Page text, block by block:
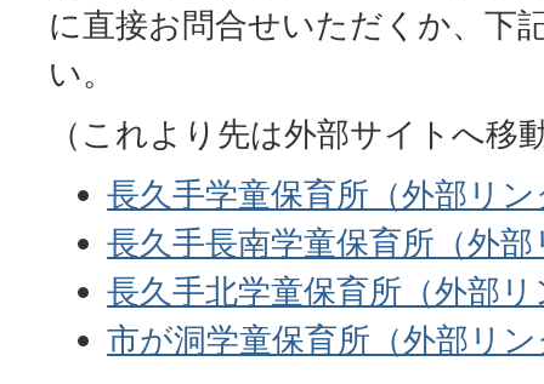
に直接お問合せいただくか、下
い。
（これより先は外部サイトへ移
長久手学童保育所（外部リ
長久手長南学童保育所（外
長久手北学童保育所（外部
市が洞学童保育所（外部リ